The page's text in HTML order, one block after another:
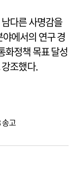
다른 사명감을
에서의 연구 경
화정책 목표 달성
조했다.
고